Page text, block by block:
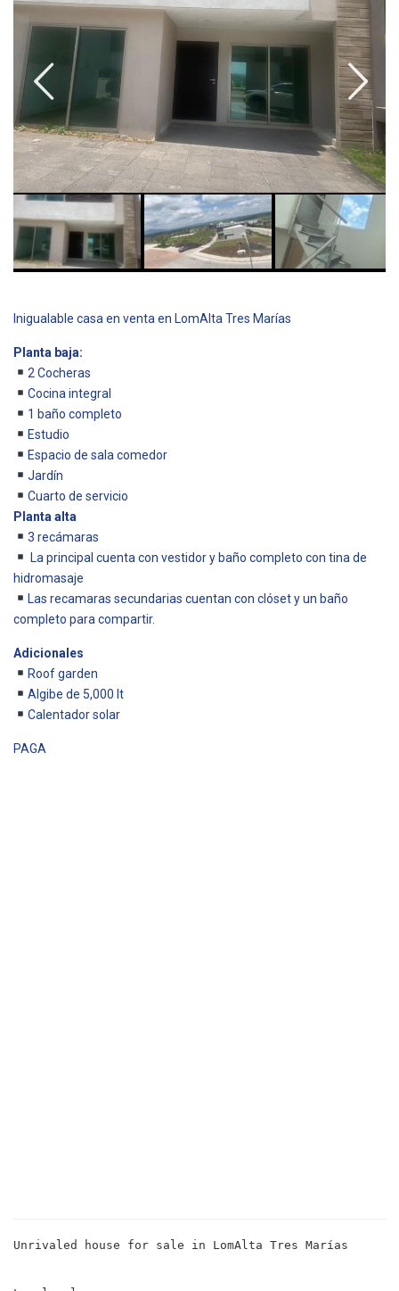
Inigualable casa en venta en LomAlta Tres Marías
Planta baja:
2 Cocheras
Cocina integral
1 baño completo
Estudio
Espacio de sala comedor
Jardín
Cuarto de servicio
Planta alta
3 recámaras
La principal cuenta con vestidor y baño completo con tina de
hidromasaje
Las recamaras secundarias cuentan con clóset y un baño
completo para compartir.
Adicionales
Roof garden
Algibe de 5,000 lt
Calentador solar
PAGA
Unrivaled house for sale in LomAlta Tres Marías